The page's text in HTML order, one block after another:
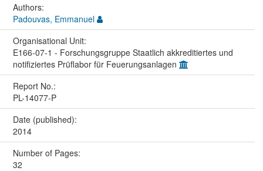
Authors:
Padouvas, Emmanuel
Organisational Unit:
E166-07-1 - Forschungsgruppe Staatlich akkreditiertes und
notifiziertes Prüflabor für Feuerungsanlagen
Report No.:
PL-14077-P
Date (published):
2014
Number of Pages:
32